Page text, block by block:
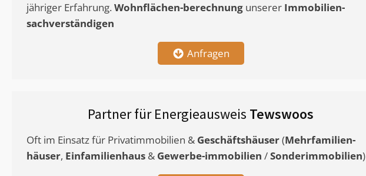
jähriger Erfahrung. Wohnflächen-berechnung unserer Immobilien-
sachverständigen
Anfragen
Partner für Energieausweis Tewswoos
Oft im Einsatz für Privatimmobilien & Geschäftshäuser(Mehrfamilien-
häuser, Einfamilienhaus & Gewerbe-immobilien /Sonderimmobilien)